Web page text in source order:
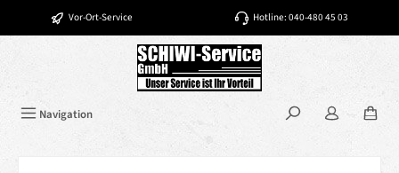
Zum Hauptinhalt springen
Vor-Ort-Service Hotline: 040-480 45 03
Navigation